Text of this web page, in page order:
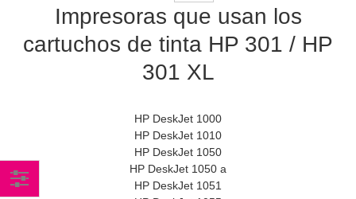
Impresoras que usan los
cartuchos de tinta HP 301 / HP
301 XL
HP DeskJet 1000
HP DeskJet 1010
HP DeskJet 1050
HP DeskJet 1050 a
HP DeskJet 1051